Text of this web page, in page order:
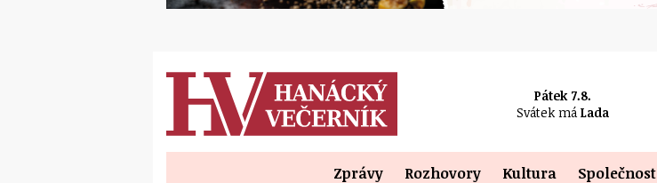
Pátek 7.8.
Svátek má Lada
Zprávy Rozhovory Kultura Společnost